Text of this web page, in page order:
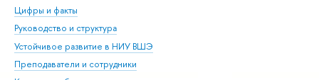
Цифры и факты
Руководство и структура
Устойчивое развитие в НИУ ВШЭ
Преподаватели и сотрудники